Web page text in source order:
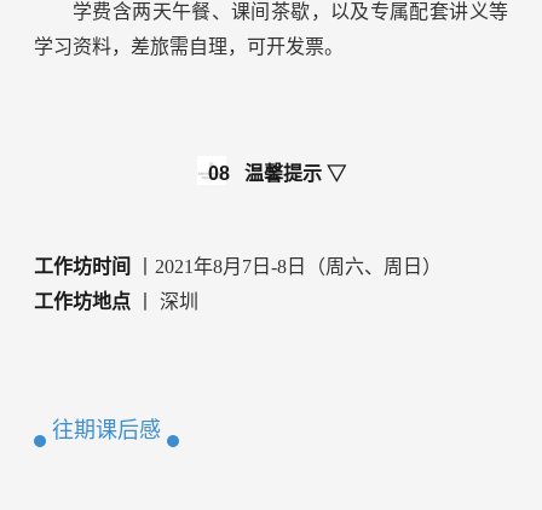
学费含两天午餐、课间茶歇，以及专属配套讲义等
学习资料，差旅需自理，可开发票。
08 温馨提示 ▽
工作坊时间
丨2021年8月7日-8日（周六、周日）
工作坊地点
丨 深圳
往期课后感